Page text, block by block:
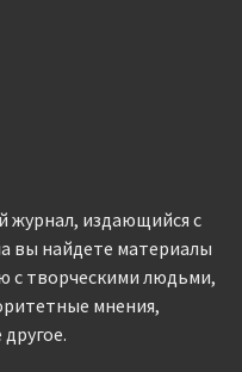
журнал, издающийся с
вы найдете материалы
с творческими людьми,
мнения,